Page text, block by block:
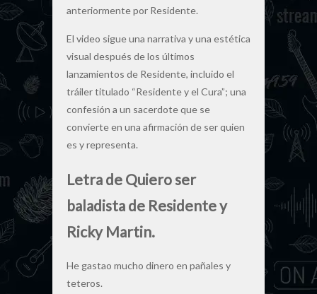
anteriormente por Residente.
El video sigue una narrativa y una estética
visual después de los últimos
lanzamientos de Residente, incluido el
tráiler titulado “Residente y el Cura”; una
confesión a un sacerdote que se
convierte en una afirmación de ser quien
es y representa.
Letra de Quiero ser
baladista de Residente y
Ricky Martin.
He gastao mucho dinero en pañales y
teteros.